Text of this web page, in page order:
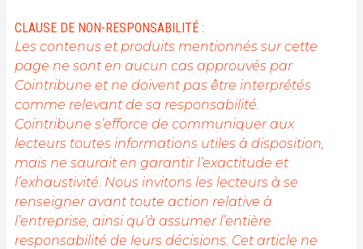
l'engagement de sensibiliser et d'informer le grand
public sur cet écosystème en constante évolution.
Mon objectif est de permettre à chacun de mieux
comprendre la blockchain et de saisir les
opportunités qu'elle offre. Je m'efforce chaque jour
de fournir une analyse objective de l'actualité, de
décrypter les tendances du marché, de relayer les
dernières innovations technologiques et de mettre
en perspective les enjeux économiques et
sociétaux de cette révolution en marche.
CLAUSE DE NON-RESPONSABILITÉ :
Les contenus et produits mentionnés sur cette
page ne sont en aucun cas approuvés par
Cointribune et ne doivent pas être interprétés
comme relevant de sa responsabilité.
Cointribune s’efforce de communiquer aux
lecteurs toutes informations utiles à disposition,
mais ne saurait en garantir l’exactitude et
l’exhaustivité. Nous invitons les lecteurs à se
renseigner avant toute action relative à
l’entreprise, ainsi qu’à assumer l’entière
responsabilité de leurs décisions. Cet article ne